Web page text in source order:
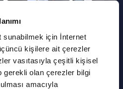
sunabilmek için İnternet
kişilere ait çerezler
vasıtasıyla çeşitli kişisel
gerekli olan çerezler bilgi
amacıyla
günah mıdır?